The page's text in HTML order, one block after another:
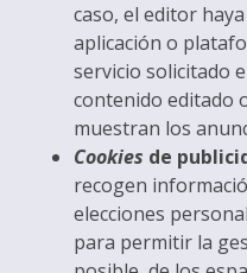
caso, el editor
aplicación o
servicio solicitado
contenido editado
muestran los
Cookies de
recogen
elecciones
para permitir la